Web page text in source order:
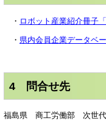
・ ロボット産業紹介冊子
・ 県内会員企業データベ
4 問合せ先
福島県 商工労働部 次世